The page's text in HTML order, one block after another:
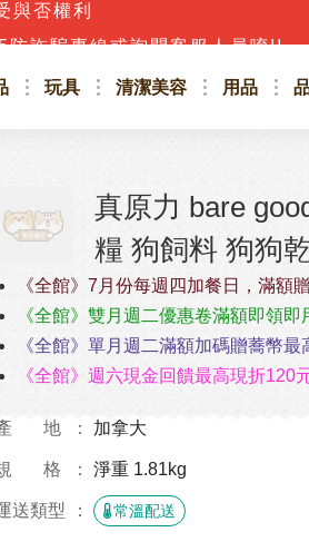
詐騙專線或詢問客服人員唷!!
玩具 清潔美容 用品
真原力 bare
糧 狗飼料 狗狗
《全館》7月份每週四加餐日，滿額
《全館》雙月週二優惠卷滿額即領即
《全館》單月週二滿額加碼贈蕎幣最
《全館》週六現金回饋最高現折120
地 加拿大
格 淨重 1.81kg
送類型 常溫配送